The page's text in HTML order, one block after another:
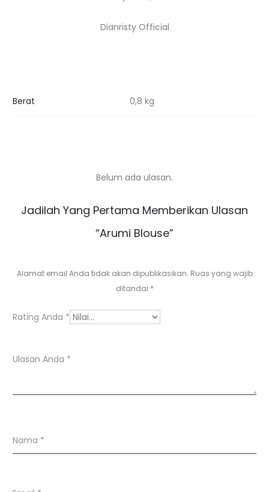
Dianristy Official
Berat 0,8 kg
U
s
n
Belum ada ulasan.
Jadilah Yang Pertama Memberikan Ulasan
“Arumi Blouse”
Alamat email Anda tidak akan dipublikasikan. Ruas yang wajib
ditandai *
Rating Anda *
Ulasan Anda *
Nama *